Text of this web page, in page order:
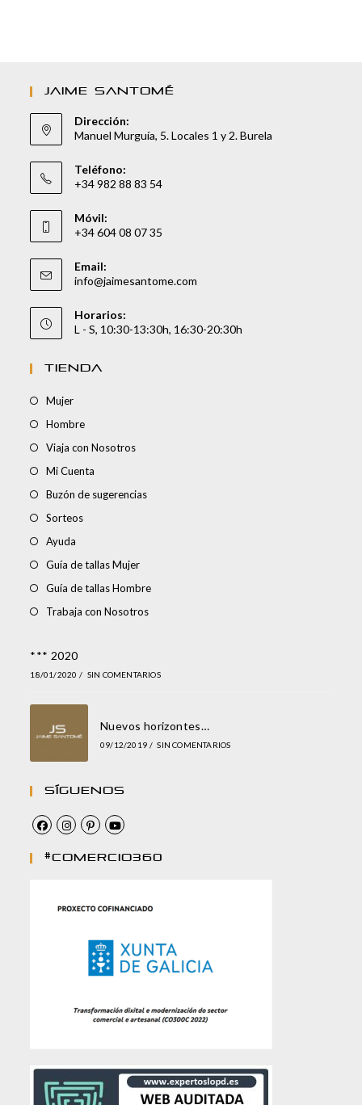
JAIME SANTOMÉ
Dirección:
Manuel Murguía, 5. Locales 1 y 2. Burela
Teléfono:
+34 982 88 83 54
Móvil:
+34 604 08 07 35
Email:
info@jaimesantome.com
Horarios:
L - S, 10:30-13:30h, 16:30-20:30h
TIENDA
Mujer
Hombre
Viaja con Nosotros
Mi Cuenta
Buzón de sugerencias
Sorteos
Ayuda
Guía de tallas Mujer
Guía de tallas Hombre
Trabaja con Nosotros
*** 2020
18/01/2020 / SIN COMENTARIOS
Nuevos horizontes…
09/12/2019 / SIN COMENTARIOS
Síguenos
#comercio360